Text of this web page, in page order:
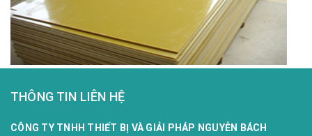
THÔNG TIN LIÊN HỆ
CÔNG TY TNHH THIẾT BỊ VÀ GIẢI PHÁP NGUYỄN BÁCH